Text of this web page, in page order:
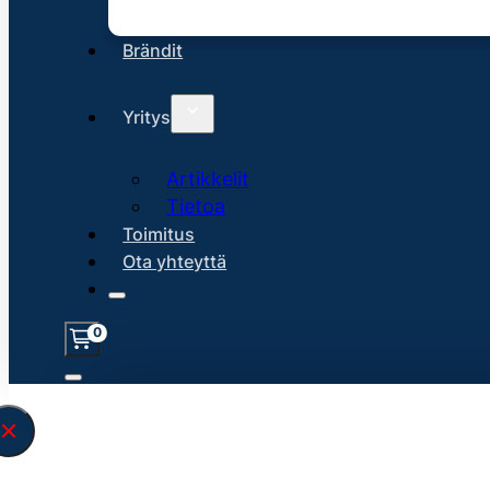
Brändit
Yritys
Artikkelit
Tietoa
Toimitus
Ota yhteyttä
0